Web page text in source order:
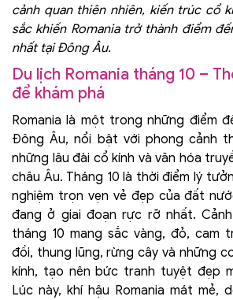
cảnh quan thiên nhiên, kiến trúc cổ
sắc khiến Romania trở thành điểm
nhất tại Đông Âu.
Du lịch Romania tháng 10 –
để khám phá
Romania là một trong những điểm
Đông Âu, nổi bật với phong cảnh
những lâu đài cổ kính và văn hóa
châu Âu. Tháng 10 là thời điểm lý
nghiệm trọn vẹn vẻ đẹp của đất
đang ở giai đoạn rực rỡ nhất. Cảnh
tháng 10 mang sắc vàng, đỏ, cam
đồi, thung lũng, rừng cây và những
kính, tạo nên bức tranh tuyệt đẹp
Lúc này, khí hậu Romania mát mẻ,